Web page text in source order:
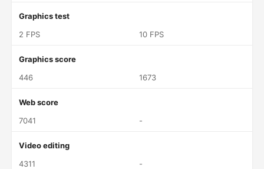
Graphics test
2 FPS
10 FPS
Graphics score
446
1673
Web score
7041
-
Video editing
4311
-